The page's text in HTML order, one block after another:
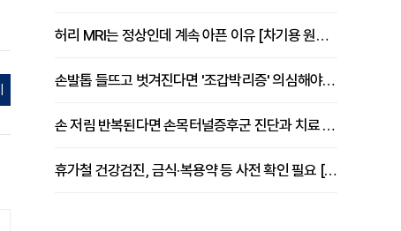
허리 MRI는 정상인데 계속 아픈 이유 [차기용 원장 칼럼]
손발톱 들뜨고 벗겨진다면 '조갑박리증' 의심해야 [김철윤 원장 칼럼]
손 저림 반복된다면 손목터널증후군 진단과 치료 시기 살펴야 [김동현 원장 칼럼]
휴가철 건강검진, 금식·복용약 등 사전 확인 필요 [정도감 원장 칼럼]